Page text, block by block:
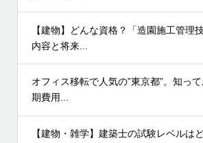
【建物】どんな資格？「造園施工管理
内容と将来...
オフィス移転で人気の”東京都”。知っ
期費用...
【建物・雑学】建築士の試験レベルは